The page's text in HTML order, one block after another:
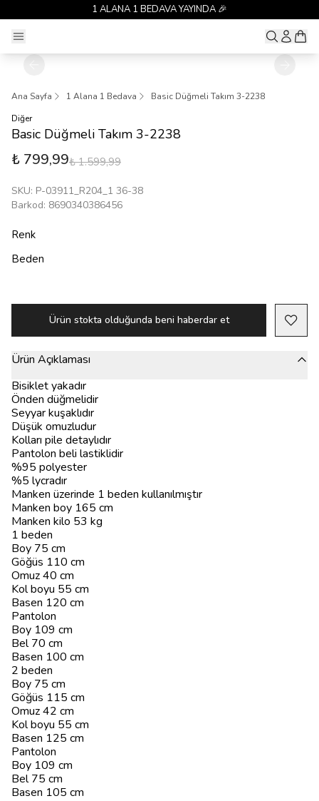
1 ALANA 1 BEDAVA YAYINDA 🎉
Ana Sayfa 1 Alana 1 Bedava
Basic Düğmeli Takım 3-2238
Diğer
Basic Düğmeli Takım 3-2238
₺ 799,99₺ 1.599,99
SKU: P-03911_R204_1 36-38
Barkod: 8690340386456
Renk
Beden
Ürün stokta olduğunda beni haberdar et
Ürün Açıklaması
Bisiklet yakadır
Önden düğmelidir
Seyyar kuşaklıdır
Düşük omuzludur
Kolları pile detaylıdır
Pantolon beli lastiklidir
%95 polyester
%5 lycradır
Manken üzerinde 1 beden kullanılmıştır
Manken boy 165 cm
Manken kilo 53 kg
1 beden
Boy 75 cm
Göğüs 110 cm
Omuz 40 cm
Kol boyu 55 cm
Basen 120 cm
Pantolon
Boy 109 cm
Bel 70 cm
Basen 100 cm
2 beden
Boy 75 cm
Göğüs 115 cm
Omuz 42 cm
Kol boyu 55 cm
Basen 125 cm
Pantolon
Boy 109 cm
Bel 75 cm
Basen 105 cm